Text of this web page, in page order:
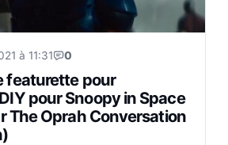
à 11:31 0
featurette pour
pour Snoopy in Space
The Oprah Conversation